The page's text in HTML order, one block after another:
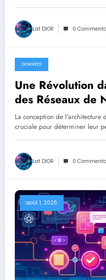
Lat DIOR 0
août 1, 2025
DONNÉES
Une Révolution
des Réseaux de
et l’Optimisation
La conception de l'architecture
cruciale pour déterminer leur
Lat DIOR 0
août 1, 2025